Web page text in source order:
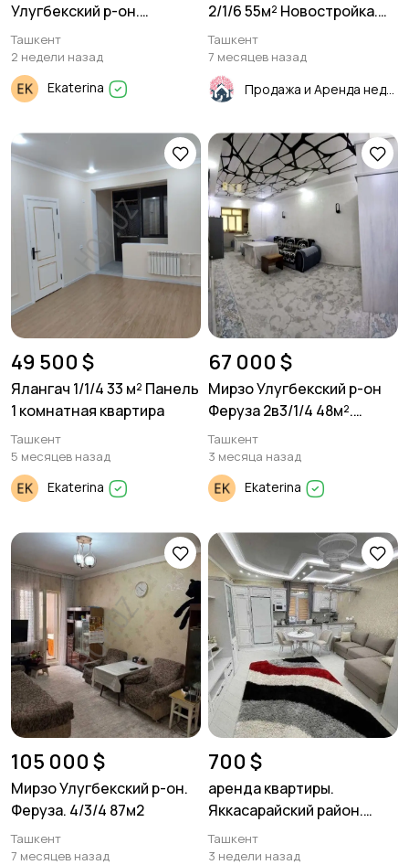
Улугбекский р-он.
Карасу-6. 3/3/4 70м²
Ташкент
2 недели назад
Ekaterina
2/1/6 55м² Новостройка.
Кадастр!
Ташкент
7 месяцев назад
49 500 $
Ялангач 1/1/4 33 м² Панель
1 комнатная квартира
Ташкент
5 месяцев назад
Ekaterina
67 000 $
Мирзо Улугбекский р-он
Феруза 2в3/1/4 48м².
панель.
Ташкент
3 месяца назад
Ekaterina
105 000 $
Мирзо Улугбекский р-он.
Феруза. 4/3/4 87м2
Ташкент
7 месяцев назад
700 $
аренда квартиры.
Яккасарайский район.
2/1/5 60м²
Ташкент
3 недели назад